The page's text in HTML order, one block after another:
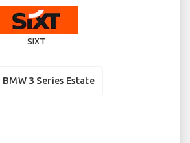
SIXT
BMW 3 Series Estate